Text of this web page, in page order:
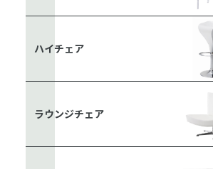
ハイチェア
ラウンジチェア